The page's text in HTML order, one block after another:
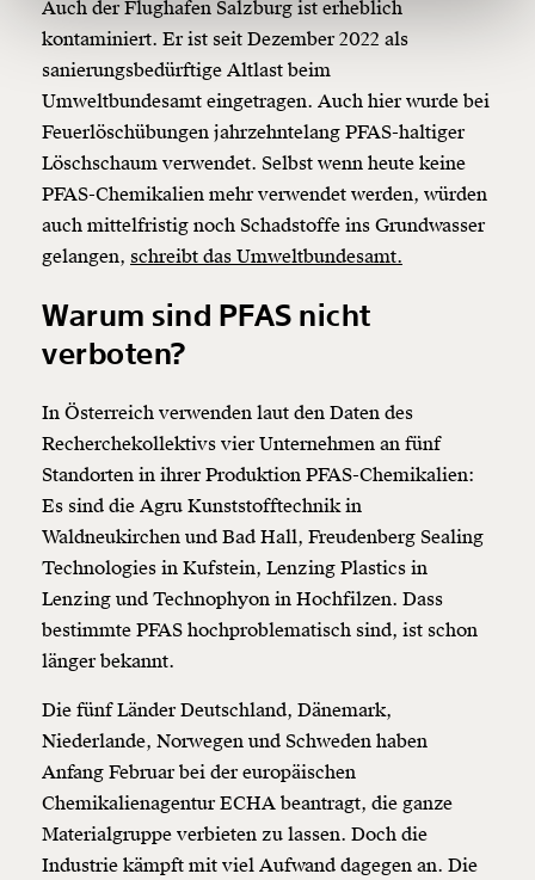
150€ €
Ich möchte meine Spende verschenken.
Du erhältst eine E-Mail mit deiner
Geschenkurkunde im PDF-Format, welche Du
ausdrucken oder weiterleiten und verschenken
kannst.
Weiter
Auch der Flughafen Salzburg ist erheblich
kontaminiert. Er ist seit Dezember 2022 als
sanierungsbedürftige Altlast beim
Umweltbundesamt eingetragen. Auch hier wurde bei
Feuerlöschübungen jahrzehntelang PFAS-haltiger
Löschschaum verwendet. Selbst wenn heute keine
PFAS-Chemikalien mehr verwendet werden, würden
auch mittelfristig noch Schadstoffe ins Grundwasser
gelangen, schreibt das Umweltbundesamt.
Warum sind PFAS nicht
verboten?
In Österreich verwenden laut den Daten des
Recherchekollektivs vier Unternehmen an fünf
Standorten in ihrer Produktion PFAS-Chemikalien:
Es sind die Agru Kunststofftechnik in
Waldneukirchen und Bad Hall, Freudenberg Sealing
Technologies in Kufstein, Lenzing Plastics in
Lenzing und Technophyon in Hochfilzen. Dass
bestimmte PFAS hochproblematisch sind, ist schon
länger bekannt.
Die fünf Länder Deutschland, Dänemark,
Niederlande, Norwegen und Schweden haben
Anfang Februar bei der europäischen
Chemikalienagentur ECHA beantragt, die ganze
Materialgruppe verbieten zu lassen. Doch die
Industrie kämpft mit viel Aufwand dagegen an. Die